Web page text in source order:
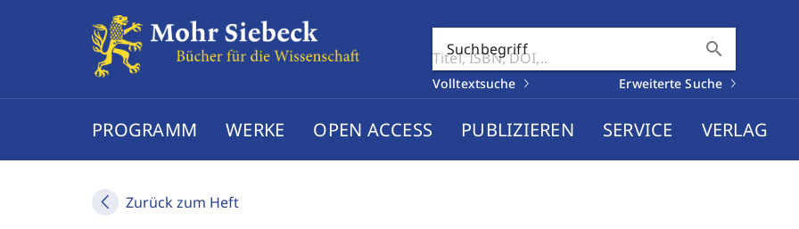
Suchbegriff search
Volltextsuche Erweiterte Suche
PROGRAMM WERKE OPEN ACCESS PUBLIZIEREN SERVICE VERLAG
Zurück zum Heft